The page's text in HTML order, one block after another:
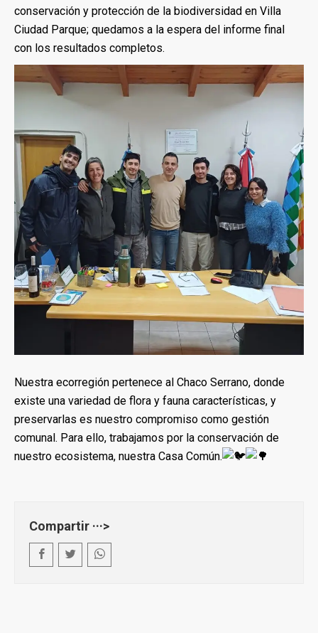
conservación y protección de la biodiversidad en Villa
Ciudad Parque; quedamos a la espera del informe final
con los resultados completos.
Nuestra ecorregión pertenece al Chaco Serrano, donde
existe una variedad de flora y fauna características, y
preservarlas es nuestro compromiso como gestión
comunal. Para ello, trabajamos por la conservación de
nuestro ecosistema, nuestra Casa Común.
Compartir ···>